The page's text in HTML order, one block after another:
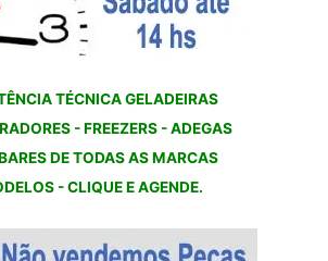
TÉCNICA GELADEIRAS
- FREEZERS - ADEGAS
DE TODAS AS MARCAS
- CLIQUE E AGENDE.